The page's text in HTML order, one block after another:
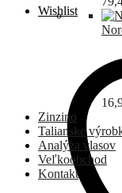
Wishlist
Zinzino
Talianske
Analýza vlasov
Veľkoobchod
Kontakt